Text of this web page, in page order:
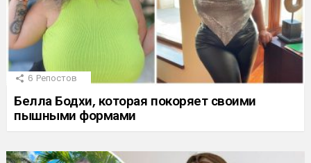
6 Репостов
Белла Бодхи, которая покоряет своими
пышными формами